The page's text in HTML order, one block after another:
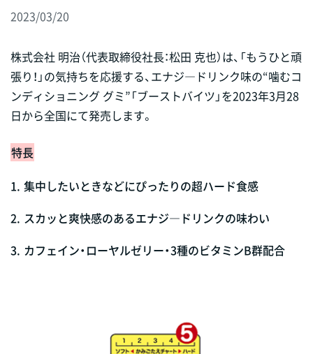
2023/03/20
株式会社 明治（代表取締役社長：松田 克也）は、「もうひと頑
張り！」の気持ちを応援する、エナジ―ドリンク味の“噛むコ
ンディショニング グミ”「ブーストバイツ」を2023年3月28
日から全国にて発売します。
特長
1. 集中したいときなどにぴったりの超ハード食感
2. スカッと爽快感のあるエナジ―ドリンクの味わい
3. カフェイン・ローヤルゼリー・3種のビタミンB群配合